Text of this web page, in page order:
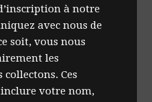
à notre
avec nous de
soit, vous nous
les
Ces
votre nom,